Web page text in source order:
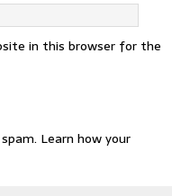
in this browser for the
Learn how your